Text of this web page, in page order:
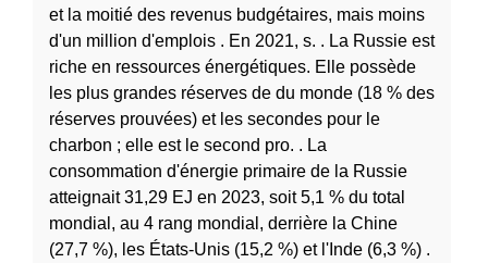
et la moitié des revenus budgétaires, mais moins
d'un million d'emplois . En 2021, s. . La Russie est
riche en ressources énergétiques. Elle possède
les plus grandes réserves de du monde (18 % des
réserves prouvées) et les secondes pour le
charbon ; elle est le second pro. . La
consommation d'énergie primaire de la Russie
atteignait 31,29 EJ en 2023, soit 5,1 % du total
mondial, au 4 rang mondial, derrière la Chine
(27,7 %), les États-Unis (15,2 %) et l'Inde (6,3 %) .